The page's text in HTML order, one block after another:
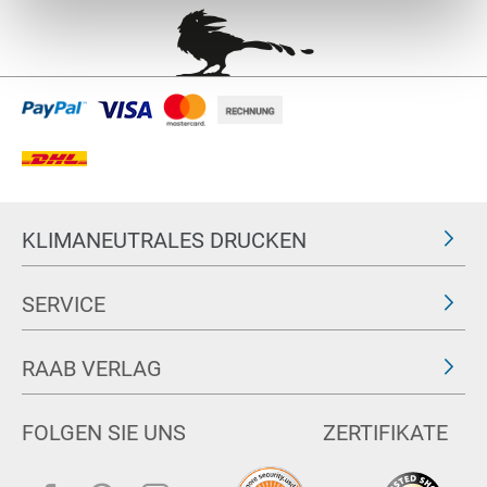
KLIMANEUTRALES DRUCKEN
SERVICE
RAAB VERLAG
FOLGEN SIE UNS ZERTIFIKATE